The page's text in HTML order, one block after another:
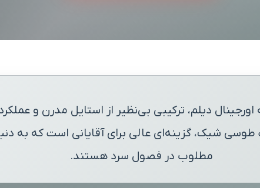
دیلم، ترکیبی بی‌نظیر از استایل مدرن و
طوسی شیک، گزینه‌ای عالی برای آقایانی است که به
مطلوب در فصول سرد هستند.